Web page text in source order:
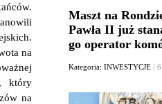
na
który
na
Maszt na
Pawła II już
go operator
Kategoria: INWESTYCJE /